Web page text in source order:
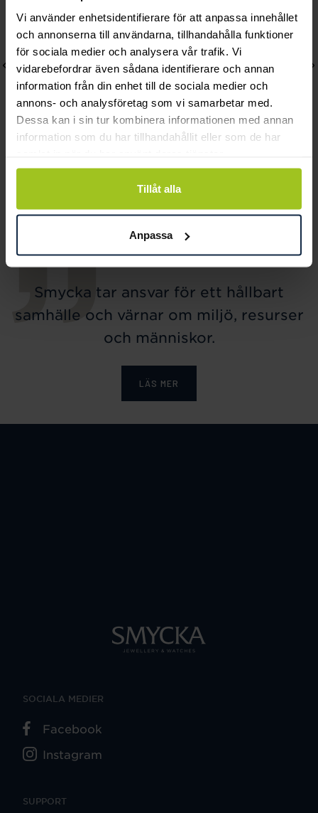
Vi använder enhetsidentifierare för att anpassa innehållet
och annonserna till användarna, tillhandahålla funktioner
för sociala medier och analysera vår trafik. Vi
vidarebefordrar även sådana identifierare och annan
information från din enhet till de sociala medier och
annons- och analysföretag som vi samarbetar med.
Dessa kan i sin tur kombinera informationen med annan
information som du har tillhandahållit eller som de har
Tillåt alla
Anpassa
Charm-hängsmycke Pink
Charm-hängsmycke
Smycka tar ansvar för ett hållbart
samhälle och värnar om miljö, resurser
och människor.
LÄS MER
SUPPORT
SOCIALA MEDIER
Facebook
Instagram